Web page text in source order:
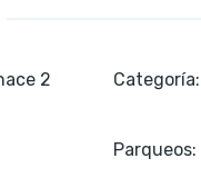
2
Categoría:
Parqueos: